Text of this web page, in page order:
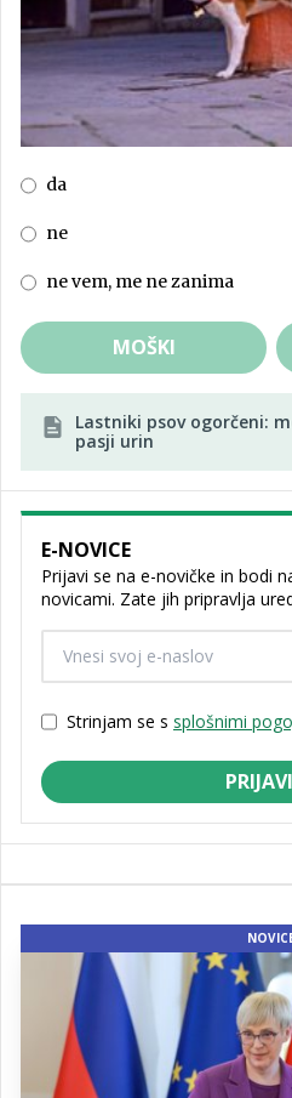
da
ne
ne vem, me ne zanima
MOŠKI
Lastniki psov ogorčeni:
pasji urin
E-NOVICE
Prijavi se na e-novičke in bodi
novicami. Zate jih pripravlja
Strinjam se s splošnimi